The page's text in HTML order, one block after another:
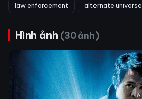
law enforcement alternate universe
Hình ảnh (30 ảnh)